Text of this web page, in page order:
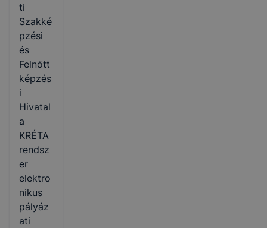
ti
Szakké
pzési
és
Felnőtt
képzés
i
Hivatal
a
KRÉTA
rendsz
er
elektro
nikus
pályáz
ati